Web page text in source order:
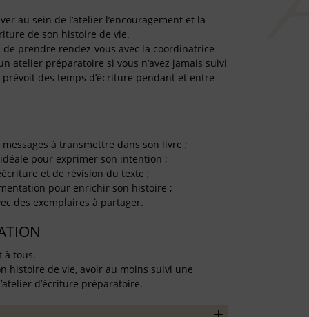
au sein de l’atelier l’encouragement et la
de son histoire de vie.
de prendre rendez-vous avec la coordinatrice
atelier préparatoire si vous n’avez jamais suivi
prévoit des temps d’écriture pendant et entre
à transmettre dans son livre ;
pour exprimer son intention ;
et de révision du texte ;
pour enrichir son histoire ;
des exemplaires à partager.
à tous.
histoire de vie, avoir au moins suivi une
d’écriture préparatoire.